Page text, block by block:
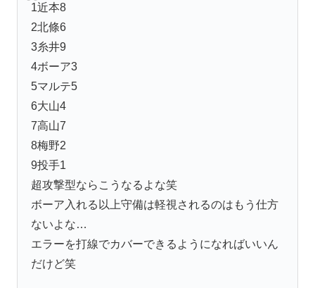
1近本8
2北條6
3糸井9
4ボーア3
5マルテ5
6大山4
7高山7
8梅野2
9投手1
超攻撃型ならこうなるよな笑
ボーア入れる以上守備は軽視されるのはもう仕方
ないよな…
エラーを打線でカバーできるようになればいいん
だけど笑